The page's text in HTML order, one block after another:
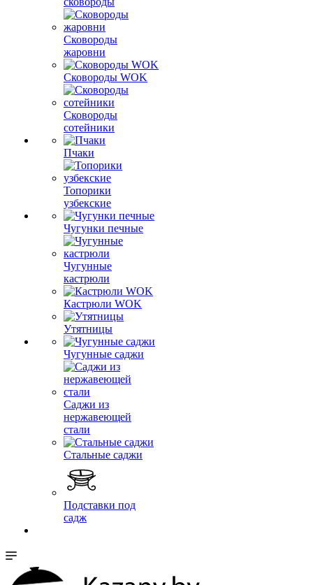
Сковороды
жаровни
Сковороды WOK
Сковороды
сотейники
Пчаки
Топорики
узбекские
Чугунки печные
Чугунные
кастрюли
Кастрюли WOK
Утятницы
Чугунные саджи
Саджи из
нержавеющей
стали
Стальные саджи
Подставки под
садж